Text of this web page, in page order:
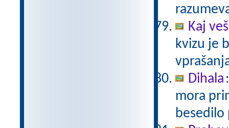
Kaj
kvizu je
Dihala
mora